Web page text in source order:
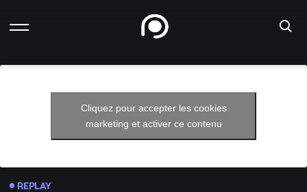
Cliquez pour accepter les cookies
marketing et activer ce contenu
REPLAY